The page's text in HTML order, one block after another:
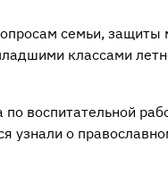
семьи, защиты
классами
воспитательной
узнали о